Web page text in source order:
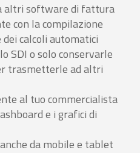
altri software di fattura
con la compilazione
calcoli automatici
SDI o solo conservarle
trasmetterle ad altri
al tuo commercialista
e i grafici di
da mobile e tablet